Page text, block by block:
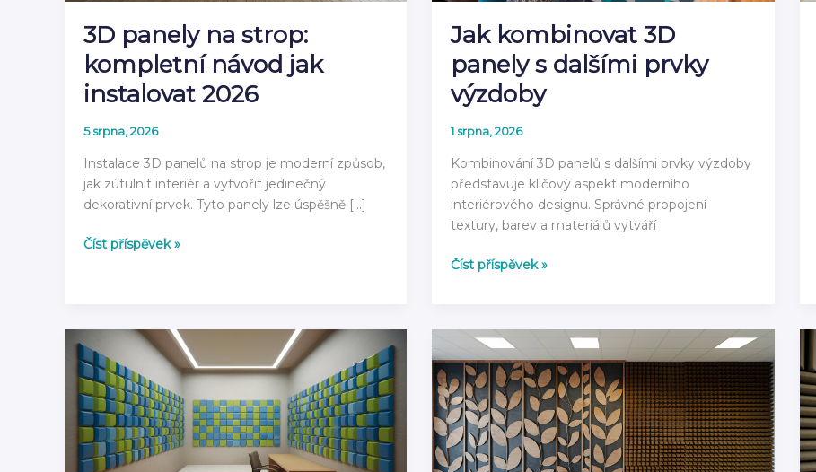
3D panely na strop:
kompletní návod jak
instalovat 2026
5 srpna, 2026
Instalace 3D panelů na strop je moderní způsob,
jak zútulnit interiér a vytvořit jedinečný
dekorativní prvek. Tyto panely lze úspěšně […]
3D
kompletní
návod
jak
instalovat
2026
Číst příspěvek »
Jak kombinovat 3D
panely s dalšími prvky
výzdoby
1 srpna, 2026
Kombinování 3D panelů s dalšími prvky výzdoby
představuje klíčový aspekt moderního
interiérového designu. Správné propojení
textury, barev a materiálů vytváří
Jak
panely
dalšími
prvky
výzdoby
Číst příspěvek »